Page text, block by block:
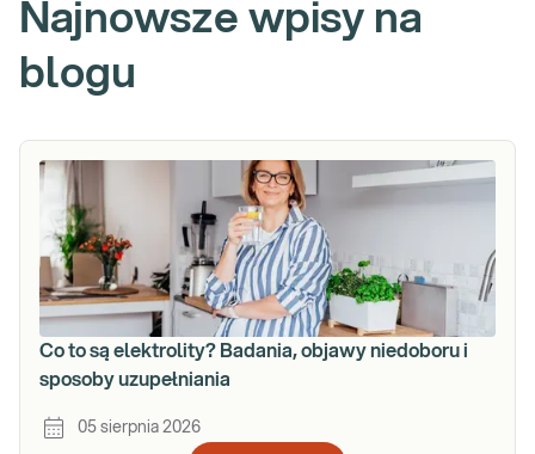
Najnowsze wpisy na
blogu
Co to są elektrolity? Badania, objawy niedoboru i
sposoby uzupełniania
05 sierpnia 2026